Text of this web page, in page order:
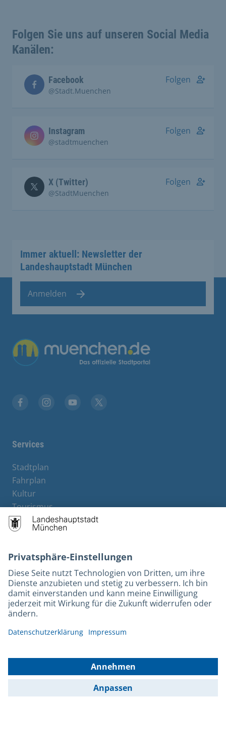
Folgen Sie uns auf unseren Social Media
Kanälen:
Facebook
@Stadt.Muenchen
Folgen
Instagram
@stadtmuenchen
Folgen
X (Twitter)
@StadtMuenchen
Folgen
Immer aktuell: Newsletter der
Landeshauptstadt München
Anmelden
Services
Stadtplan
Fahrplan
Kultur
Tourismus
M-Strom
Bürgerservice
Kontakt
Barrierefreiheit
Leichte Sprache
Gebärdensprache
Kontakt